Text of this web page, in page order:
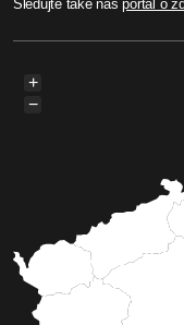
Sledujte také nášportál o
+
−